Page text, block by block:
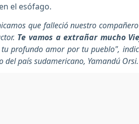
el esófago.
que falleció nuestro
Te vamos a extrañar mucho
profundo amor por tu pueblo",
del país sudamericano, Yamandú Orsi.